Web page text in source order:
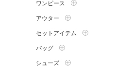
ワンピース
アウター
セットアイテム
バッグ
シューズ